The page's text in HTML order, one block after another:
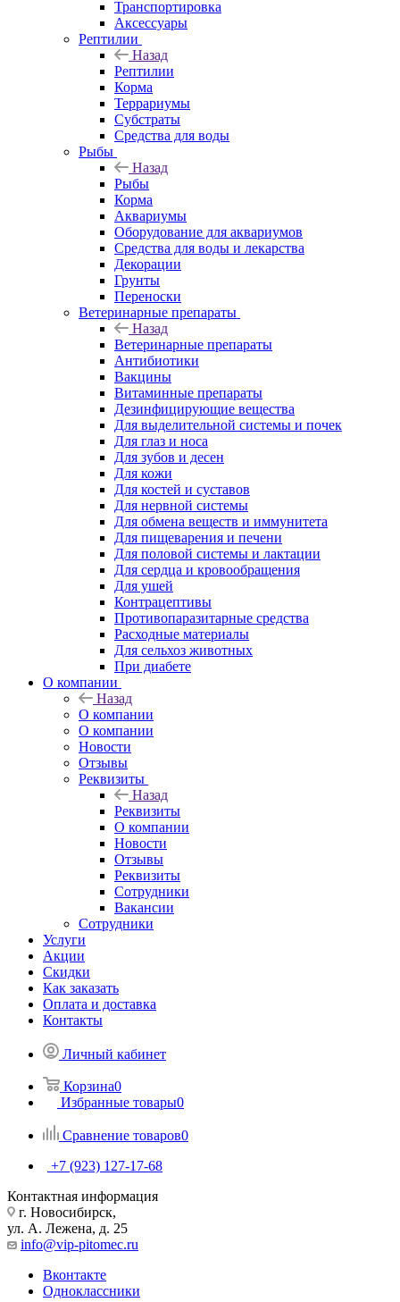
Транспортировка
Аксессуары
Рептилии
Назад
Рептилии
Корма
Террариумы
Субстраты
Средства для воды
Рыбы
Назад
Рыбы
Корма
Аквариумы
Оборудование для аквариумов
Средства для воды и лекарства
Декорации
Грунты
Переноски
Ветеринарные препараты
Назад
Ветеринарные препараты
Антибиотики
Вакцины
Витаминные препараты
Дезинфицирующие вещества
Для выделительной системы и почек
Для глаз и носа
Для зубов и десен
Для кожи
Для костей и суставов
Для нервной системы
Для обмена веществ и иммунитета
Для пищеварения и печени
Для половой системы и лактации
Для сердца и кровообращения
Для ушей
Контрацептивы
Противопаразитарные средства
Расходные материалы
Для сельхоз животных
При диабете
О компании
Назад
О компании
О компании
Новости
Отзывы
Реквизиты
Назад
Реквизиты
О компании
Новости
Отзывы
Реквизиты
Сотрудники
Вакансии
Сотрудники
Услуги
Акции
Скидки
Как заказать
Оплата и доставка
Контакты
Личный кабинет
Корзина0
Избранные товары0
Сравнение товаров0
+7 (923) 127-17-68
Контактная информация
г. Новосибирск,
ул. А. Лежена, д. 25
info@vip-pitomec.ru
Вконтакте
Одноклассники